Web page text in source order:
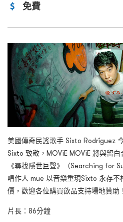
免費
美國傳奇民謠歌手 Sixto Rodríguez
Sixto 致敬，MOViE MOViE 將與留
《尋找隱世巨聲》（Searching for
唱作人 mue 以音樂重現Sixto 永存
價，歡迎各位購買飲品支持場地贊助！
片長：86分鐘